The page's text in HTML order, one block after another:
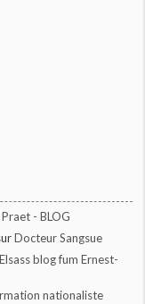
- BLOG
Docteur Sangsue
blog fum Ernest-
nationaliste